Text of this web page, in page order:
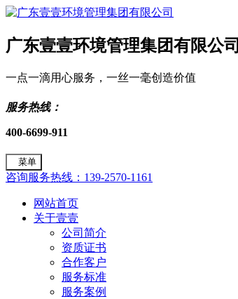
广东壹壹环境管理集团有限公司
一点一滴用心服务，一丝一毫创造价值
服务热线：
400-6699-911
菜单
咨询服务热线：139-2570-1161
网站首页
关于壹壹
公司简介
资质证书
合作客户
服务标准
服务案例